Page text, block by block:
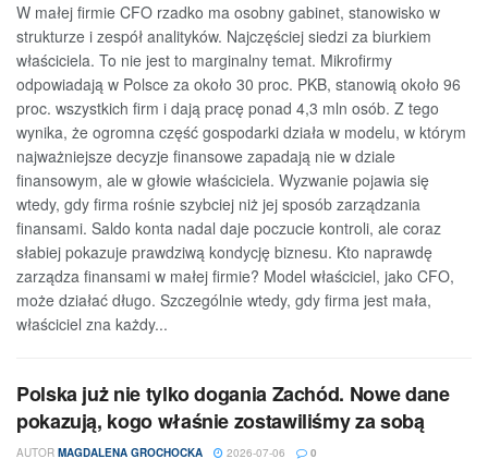
W małej firmie CFO rzadko ma osobny gabinet, stanowisko w
strukturze i zespół analityków. Najczęściej siedzi za biurkiem
właściciela. To nie jest to marginalny temat. Mikrofirmy
odpowiadają w Polsce za około 30 proc. PKB, stanowią około 96
proc. wszystkich firm i dają pracę ponad 4,3 mln osób. Z tego
wynika, że ogromna część gospodarki działa w modelu, w którym
najważniejsze decyzje finansowe zapadają nie w dziale
finansowym, ale w głowie właściciela. Wyzwanie pojawia się
wtedy, gdy firma rośnie szybciej niż jej sposób zarządzania
finansami. Saldo konta nadal daje poczucie kontroli, ale coraz
słabiej pokazuje prawdziwą kondycję biznesu. Kto naprawdę
zarządza finansami w małej firmie? Model właściciel, jako CFO,
może działać długo. Szczególnie wtedy, gdy firma jest mała,
właściciel zna każdy...
Polska już nie tylko dogania Zachód. Nowe dane
pokazują, kogo właśnie zostawiliśmy za sobą
AUTOR MAGDALENA GROCHOCKA 2026-07-06 0